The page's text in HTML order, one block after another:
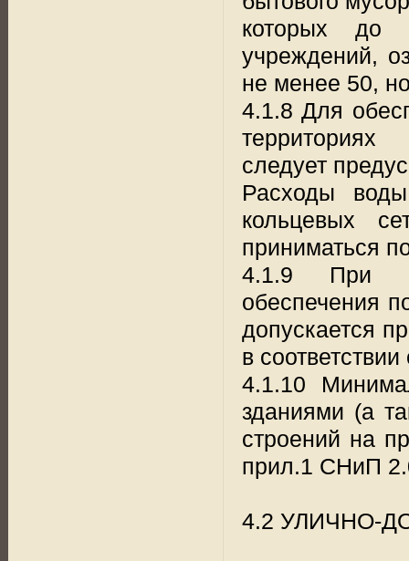
которых до
учреждений,
не менее 50,
4.1.8 Для
территориях
следует
Расходы
кольцевых
приниматься
4.1.9 При
обеспечения
допускается
в
4.1.10
зданиями (а
строений на
прил.1 СНиП
4.2 УЛИЧНО-